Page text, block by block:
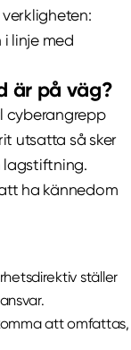
linje med
är på väg?
cyberangrepp
utsatta så sker
lagstiftning.
ha kännedom
ställer
att omfattas,